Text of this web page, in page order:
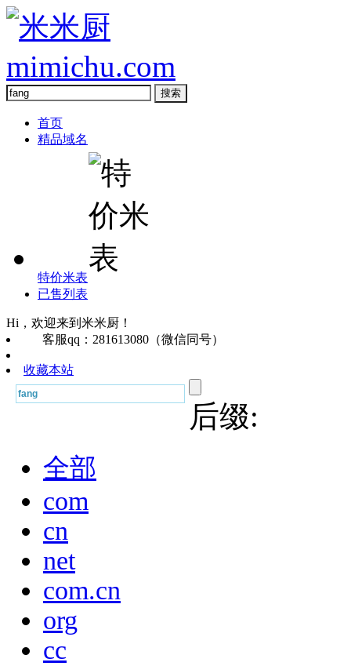
首页
精品域名
特价米表
已售列表
Hi，欢迎来到米米厨！
客服qq：281613080（微信同号）
收藏本站
后缀:
全部
com
cn
net
com.cn
org
cc